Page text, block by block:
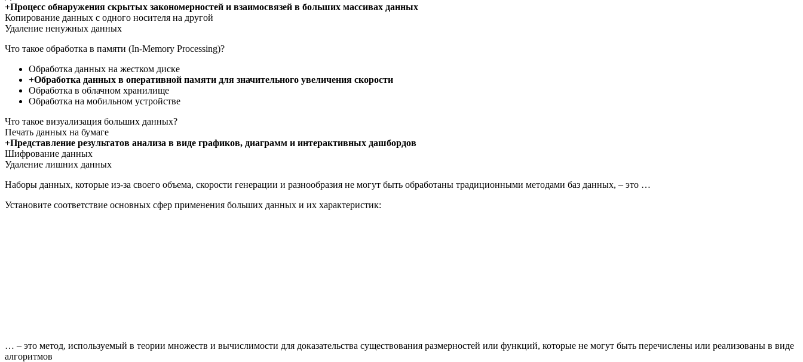
+Процесс обнаружения скрытых закономерностей и взаимосвязей в больших массивах данных
Копирование данных с одного носителя на другой
Удаление ненужных данных
Что такое обработка в памяти (In-Memory Processing)?
Обработка данных на жестком диске
+Обработка данных в оперативной памяти для значительного увеличения скорости
Обработка в облачном хранилище
Обработка на мобильном устройстве
Что такое визуализация больших данных?
Печать данных на бумаге
+Представление результатов анализа в виде графиков, диаграмм и интерактивных дашбордов
Шифрование данных
Удаление лишних данных
Наборы данных, которые из-за своего объема, скорости генерации и разнообразия не могут быть обработаны традиционными методами баз данных, – это …
Установите соответствие основных сфер применения больших данных и их характеристик:
… – это метод, используемый в теории множеств и вычислимости для доказательства существования размерностей или функций, которые не могут быть перечислены или реализованы в виде
алгоритмов